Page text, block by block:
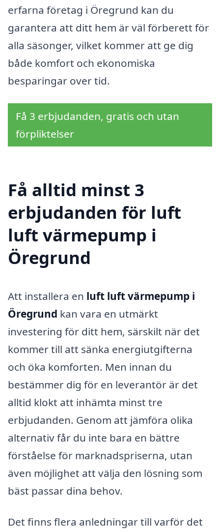
erfarna företag i Öregrund kan du
garantera att ditt hem är väl förberett för
alla säsonger, vilket kommer att ge dig
både komfort och ekonomiska
besparingar over tid.
Få 3 erbjudanden, gratis och utan
förpliktelser
Få alltid minst 3
erbjudanden för luft
luft värmepump i
Öregrund
Att installera en luft luft värmepump i
Öregrund kan vara en utmärkt
investering för ditt hem, särskilt när det
kommer till att sänka energiutgifterna
och öka komforten. Men innan du
bestämmer dig för en leverantör är det
alltid klokt att inhämta minst tre
erbjudanden. Genom att jämföra olika
alternativ får du inte bara en bättre
förståelse för marknadspriserna, utan
även möjlighet att välja den lösning som
bäst passar dina behov.
Det finns flera anledningar till varför det